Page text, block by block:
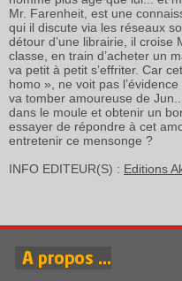
Mr. Farenheit, est une
qui il discute via les réseaux
détour d’une librairie, il croise
classe, en train d’acheter un
va petit à petit s’effriter. Car
homo », ne voit pas
va tomber amoureuse de
dans le moule et obtenir un
essayer de répondre à cet
entretenir ce mensonge ?
INFO EDITEUR(S) : Editions